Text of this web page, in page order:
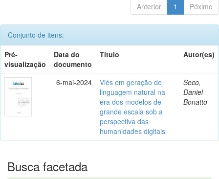
Anterior 1 Póximo
Conjunto de itens:
Pré-
visualização
Data do
documento
Título Autor(es)
6-mai-2024
Viés em geração de
linguagem natural na
era dos modelos de
grande escala sob a
perspectiva das
humanidades digitais
Seco,
Daniel
Bonatto
Busca facetada